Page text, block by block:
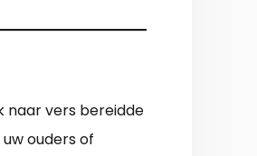
naar vers bereidde
ouders of